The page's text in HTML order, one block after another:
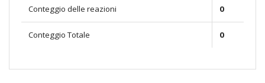
Conteggio delle reazioni 0
Conteggio Totale 0